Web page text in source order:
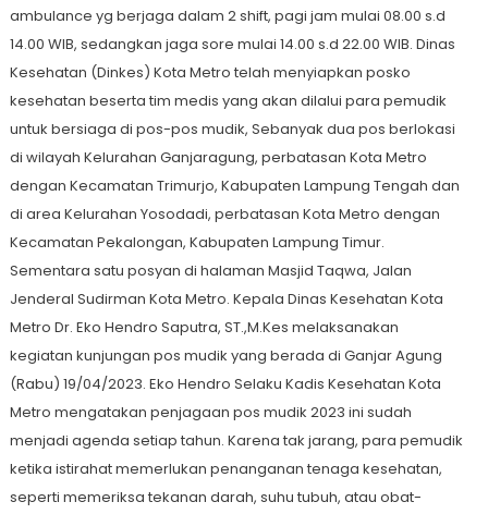
ambulance yg berjaga dalam 2 shift, pagi jam mulai 08.00 s.d
14.00 WIB, sedangkan jaga sore mulai 14.00 s.d 22.00 WIB. Dinas
Kesehatan (Dinkes) Kota Metro telah menyiapkan posko
kesehatan beserta tim medis yang akan dilalui para pemudik
untuk bersiaga di pos-pos mudik, Sebanyak dua pos berlokasi
di wilayah Kelurahan Ganjaragung, perbatasan Kota Metro
dengan Kecamatan Trimurjo, Kabupaten Lampung Tengah dan
di area Kelurahan Yosodadi, perbatasan Kota Metro dengan
Kecamatan Pekalongan, Kabupaten Lampung Timur.
Sementara satu posyan di halaman Masjid Taqwa, Jalan
Jenderal Sudirman Kota Metro. Kepala Dinas Kesehatan Kota
Metro Dr. Eko Hendro Saputra, ST.,M.Kes melaksanakan
kegiatan kunjungan pos mudik yang berada di Ganjar Agung
(Rabu) 19/04/2023. Eko Hendro Selaku Kadis Kesehatan Kota
Metro mengatakan penjagaan pos mudik 2023 ini sudah
menjadi agenda setiap tahun. Karena tak jarang, para pemudik
ketika istirahat memerlukan penanganan tenaga kesehatan,
seperti memeriksa tekanan darah, suhu tubuh, atau obat-